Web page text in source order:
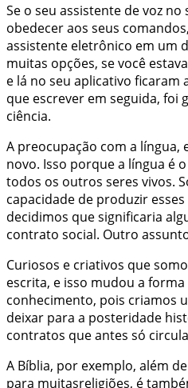
Se o seu assistente de voz
obedecer aos seus
assistente eletrônico em um
muitas opções, se você
e lá no seu aplicativo ficaram
que escrever em seguida, foi
ciência.
A preocupação com a língua,
novo. Isso porque a língua é
todos os outros seres vivos.
capacidade de produzir
decidimos que significaria
contrato social. Outro
Curiosos e criativos que
escrita, e isso mudou a
conhecimento, pois criamos
deixar para a posteridade
contratos que antes só
A Bíblia, por exemplo, além
para muitasreligiões, é